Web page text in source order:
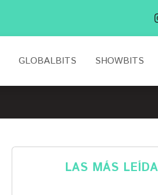
GLOBALBITS SHOWBITS
LAS MÁS